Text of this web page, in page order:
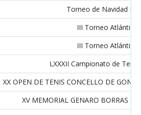
Torneo de Navidad
III Torneo Atlántico
III Torneo Atlántico
LXXXII Campionato de
XX OPEN DE TENIS CONCELLO DE
XV MEMORIAL GENARO BORRAS